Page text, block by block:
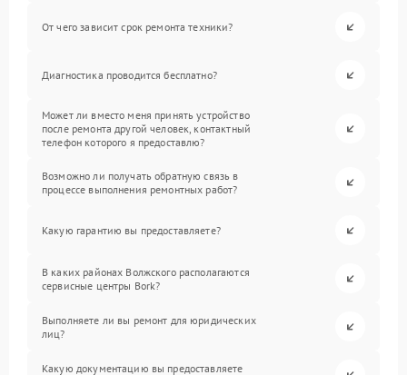
От чего зависит срок ремонта техники?
Диагностика проводится бесплатно?
Может ли вместо меня принять устройство
после ремонта другой человек, контактный
телефон которого я предоставлю?
Возможно ли получать обратную связь в
процессе выполнения ремонтных работ?
Какую гарантию вы предоставляете?
В каких районах Волжского располагаются
сервисные центры Bork?
Выполняете ли вы ремонт для юридических
лиц?
Какую документацию вы предоставляете